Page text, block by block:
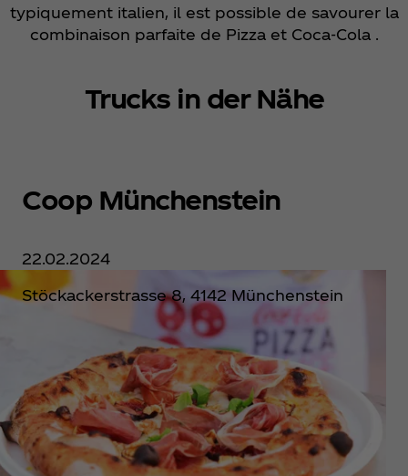
typiquement italien, il est possible de savourer la
combinaison parfaite de Pizza et Coca‑Cola .
Trucks in der Nähe
Coop Münchenstein
22.02.2024
Stöckackerstrasse 8, 4142 Münchenstein